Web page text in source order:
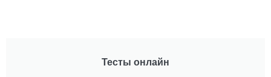
Тесты онлайн